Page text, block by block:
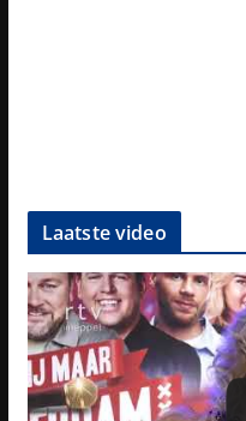
Laatste video